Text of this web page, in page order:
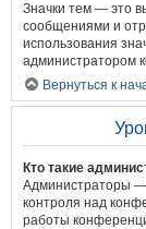
Значки тем — это
сообщениями и
использования
администратором
Вернуться к
Кто такие
Администраторы
контроля над
работы